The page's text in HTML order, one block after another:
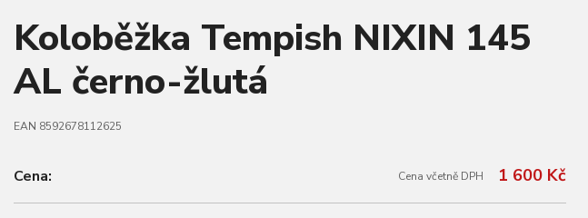
Koloběžka Tempish NIXIN 145
AL černo-žlutá
EAN 8592678112625
Cena: Cena včetně DPH 1 600 Kč